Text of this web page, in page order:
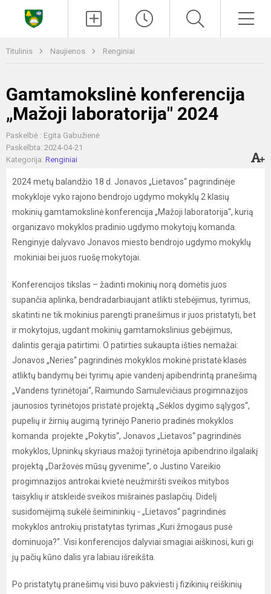
Titulinis Naujienos Renginiai
Gamtamokslinė konferencija
„Mažoji laboratorija" 2024
Paskelbė : Egita Gabužienė
Paskelbta: 2024-04-21
Kategorija: Renginiai
2024 metų balandžio 18 d. Jonavos „Lietavos“ pagrindinėje
mokykloje vyko rajono bendrojo ugdymo mokyklų 2 klasių
mokinių gamtamokslinė konferencija „Mažoji laboratorija“, kurią
organizavo mokyklos pradinio ugdymo mokytojų komanda.
Renginyje dalyvavo Jonavos miesto bendrojo ugdymo mokyklų
mokiniai bei juos ruošę mokytojai.
Konferencijos tikslas – žadinti mokinių norą domėtis juos
supančia aplinka, bendradarbiaujant atlikti stebėjimus, tyrimus,
skatinti ne tik mokinius parengti pranešimus ir juos pristatyti, bet
ir mokytojus, ugdant mokinių gamtamokslinius gebėjimus,
dalintis gerąja patirtimi. O patirties sukaupta išties nemažai:
Jonavos „Neries“ pagrindinės mokyklos mokinė pristatė klasės
atliktų bandymų bei tyrimų apie vandenį apibendrintą pranešimą
„Vandens tyrinėtojai“, Raimundo Samulevičiaus progimnazijos
jaunosios tyrinėtojos pristatė projektą „Sėklos dygimo sąlygos“,
pupelių ir žirnių augimą tyrinėjo Panerio pradinės mokyklos
komanda projekte „Pokytis“, Jonavos „Lietavos“ pagrindinės
mokyklos, Upninkų skyriaus mažoji tyrinėtoja apibendrino ilgalaikį
projektą „Daržovės mūsų gyvenime“, o Justino Vareikio
progimnazijos antrokai kvietė neužmiršti sveikos mitybos
taisyklių ir atskleidė sveikos mišrainės paslapčių. Didelį
susidomėjimą sukėlė šeimininkių - „Lietavos“ pagrindinės
mokyklos antrokių pristatytas tyrimas „Kuri žmogaus pusė
dominuoja?“. Visi konferencijos dalyviai smagiai aiškinosi, kuri gi
jų pačių kūno dalis yra labiau išreikšta.
Po pristatytų pranešimų visi buvo pakviesti į fizikinių reiškinių